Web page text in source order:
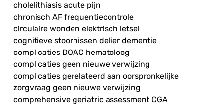
cholelithiasis acute pijn
chronisch AF frequentiecontrole
circulaire wonden elektrisch letsel
cognitieve stoornissen delier dementie
complicaties DOAC hematoloog
complicaties geen nieuwe verwijzing
complicaties gerelateerd aan oorspronkelijke
zorgvraag geen nieuwe verwijzing
comprehensive geriatric assessment CGA